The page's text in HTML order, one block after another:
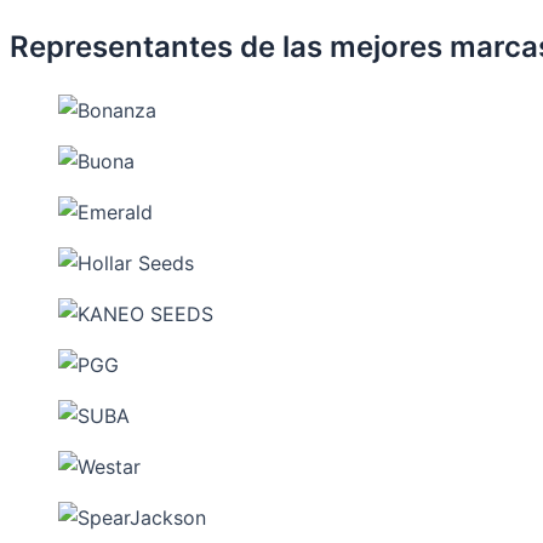
Representantes de las mejores